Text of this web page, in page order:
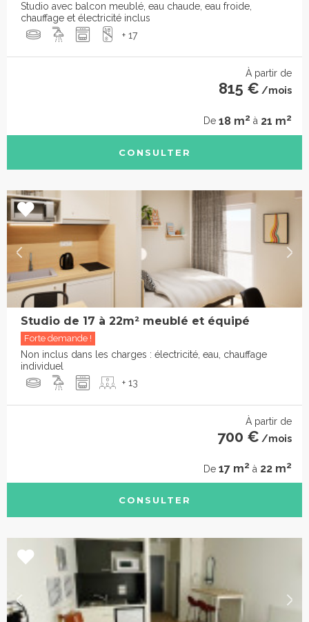
Studio avec balcon meublé, eau chaude, eau froide,
chauffage et électricité inclus
+ 17
À partir de
815 € /mois
De 18 m2 à 21 m2
CONSULTER
Studio de 17 à 22m² meublé et équipé
Forte demande !
Non inclus dans les charges : électricité, eau, chauffage
individuel
+ 13
À partir de
700 € /mois
De 17 m2 à 22 m2
CONSULTER